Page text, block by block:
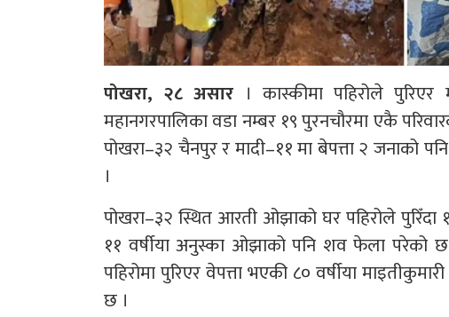
पोखरा, २८ असार । कास्कीमा पहिरोले
महानगरपालिका वडा नम्बर १९ पुरनचौरमा एकै
पोखरा–३२ चैनपुर र मादी–११ मा बेपत्ता २
।
पोखरा–३२ स्थित आरती ओझाको घर पहिरोले पुरिँदा
११ वर्षीया अनुस्का ओझाको पनि शव फेला परेको छ
पहिरोमा पुरिएर वेपत्ता भएकी ८० वर्षीया
छ ।